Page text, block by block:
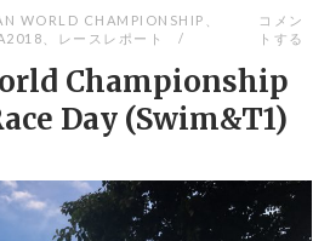
WORLD CHAMPIONSHIP
レースレポート
コメン
トする
Championship
Day (Swim&T1)